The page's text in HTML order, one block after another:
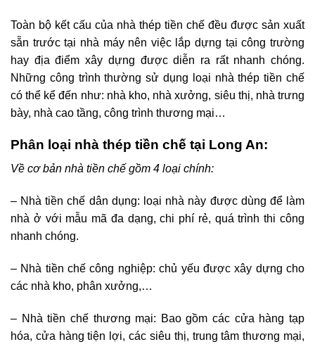
Toàn bộ kết cấu của nhà thép tiền chế đều được sản xuất
sẵn trước tại nhà máy nên việc lắp dựng tại công trường
hay địa điểm xây dựng được diễn ra rất nhanh chóng.
Những công trình thường sử dụng loại nhà thép tiền chế
có thể kể đến như: nhà kho, nhà xưởng, siêu thị, nhà trưng
bày, nhà cao tầng, công trình thương mại…
Phân loại nhà thép tiền chế tại Long An:
Về cơ bản nhà tiền chế gồm 4 loại chính:
– Nhà tiền chế dân dụng: loại nhà này được dùng để làm
nhà ở với mẫu mã đa dạng, chi phí rẻ, quá trình thi công
nhanh chóng.
– Nhà tiền chế công nghiệp: chủ yếu được xây dựng cho
các nhà kho, phân xưởng,…
– Nhà tiền chế thương mại: Bao gồm các cửa hàng tạp
hóa, cửa hàng tiện lợi, các siêu thị, trung tâm thương mại,